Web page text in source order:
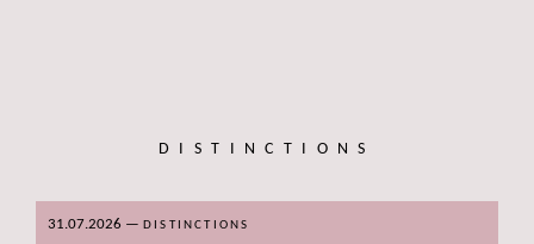
DISTINCTIONS
31.07.2026 — DISTINCTIONS